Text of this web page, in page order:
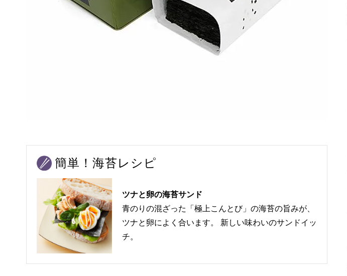
簡単！海苔レシピ
ツナと卵の海苔サンド
青のりの混ざった「極上こんとび」の海苔の旨みが、
ツナと卵によく合います。 新しい味わいのサンドイッ
チ。